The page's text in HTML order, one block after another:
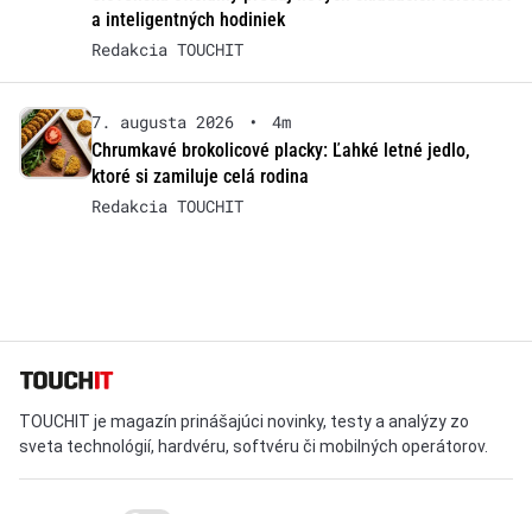
a inteligentných hodiniek
Redakcia TOUCHIT
7. augusta 2026 •
4m
Chrumkavé brokolicové placky: Ľahké letné jedlo,
ktoré si zamiluje celá rodina
Redakcia TOUCHIT
TOUCHIT je magazín prinášajúci novinky, testy a analýzy zo
sveta technológií, hardvéru, softvéru či mobilných operátorov.